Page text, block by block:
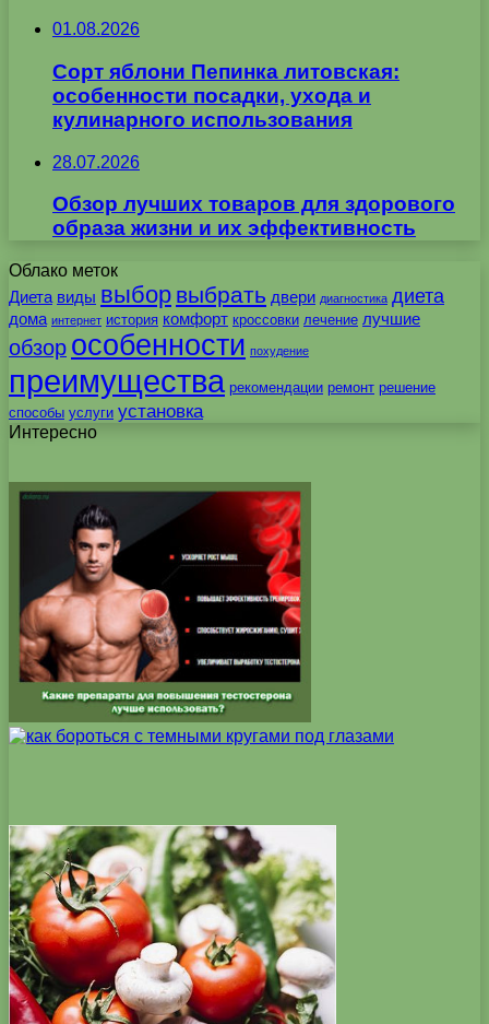
01.08.2026
Сорт яблони Пепинка литовская:
особенности посадки, ухода и
кулинарного использования
28.07.2026
Обзор лучших товаров для здорового
образа жизни и их эффективность
Облако меток
Диета виды выбор выбрать двери диагностика диета
дома интернет история комфорт кроссовки лечение лучшие
обзор особенности похудение
преимущества рекомендации ремонт решение
способы услуги установка
Интересно